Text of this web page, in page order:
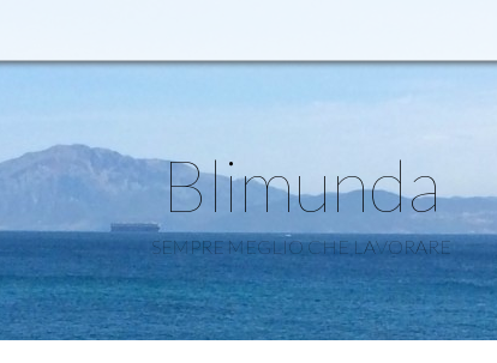
Blimunda
SEMPRE MEGLIO CHE LAVORARE